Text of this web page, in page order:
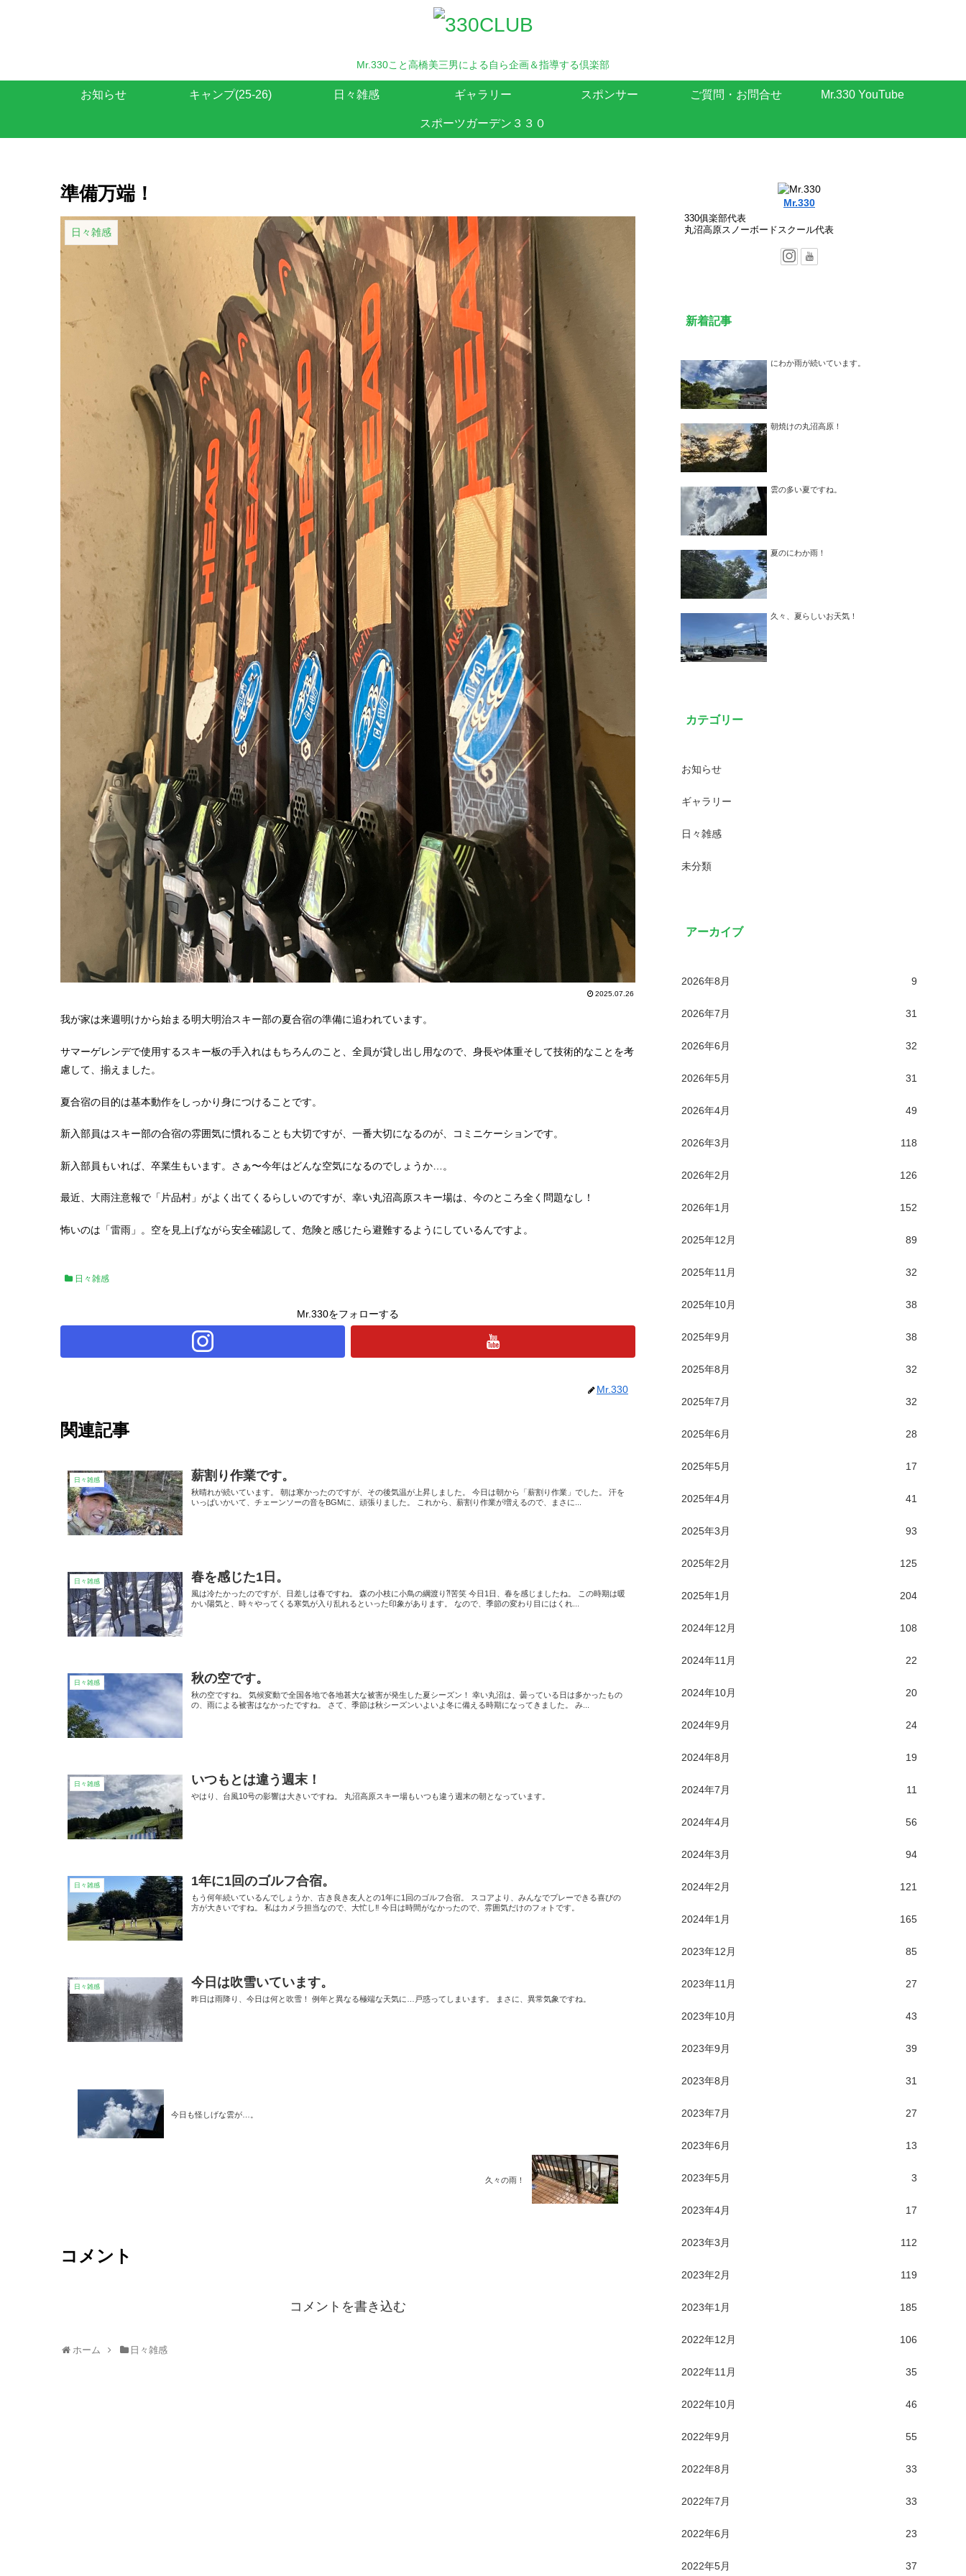
Mr.330こと高橋美三男による自ら企画＆指導する倶楽部
お知らせ キャンプ(25-26) 日々雑感 ギャラリー スポンサー ご質問・お問合せ Mr.330 YouTube
スポーツガーデン３３０
準備万端！
日々雑感
2025.07.26
我が家は来週明けから始まる明大明治スキー部の夏合宿の準備に追われています。
サマーゲレンデで使用するスキー板の手入れはもちろんのこと、全員が貸し出し用なので、身長や体重そして技術的なことを考
慮して、揃えました。
夏合宿の目的は基本動作をしっかり身につけることです。
新入部員はスキー部の合宿の雰囲気に慣れることも大切ですが、一番大切になるのが、コミニケーションです。
新入部員もいれば、卒業生もいます。さぁ〜今年はどんな空気になるのでしょうか…。
最近、大雨注意報で「片品村」がよく出てくるらしいのですが、幸い丸沼高原スキー場は、今のところ全く問題なし！
怖いのは「雷雨」。空を見上げながら安全確認して、危険と感じたら避難するようにしているんですよ。
日々雑感
Mr.330をフォローする
Mr.330
関連記事
日々雑感 薪割り作業です。
秋晴れが続いています。 朝は寒かったのですが、その後気温が上昇しました。 今日は朝から「薪割り作業」でした。 汗を
いっぱいかいて、チェーンソーの音をBGMに、頑張りました。 これから、薪割り作業が増えるので、まさに...
日々雑感 春を感じた1日。
風は冷たかったのですが、日差しは春ですね。 森の小枝に小鳥の綱渡り⁈苦笑 今日1日、春を感じましたね。 この時期は暖
かい陽気と、時々やってくる寒気が入り乱れるといった印象があります。 なので、季節の変わり目にはくれ...
日々雑感 秋の空です。
秋の空ですね。 気候変動で全国各地で各地甚大な被害が発生した夏シーズン！ 幸い丸沼は、曇っている日は多かったもの
の、雨による被害はなかったですね。 さて、季節は秋シーズンいよいよ冬に備える時期になってきました。 み...
日々雑感 いつもとは違う週末！
やはり、台風10号の影響は大きいですね。 丸沼高原スキー場もいつも違う週末の朝となっています。
日々雑感 1年に1回のゴルフ合宿。
もう何年続いているんでしょうか、古き良き友人との1年に1回のゴルフ合宿。 スコアより、みんなでプレーできる喜びの
方が大きいですね。 私はカメラ担当なので、大忙し‼️ 今日は時間がなかったので、雰囲気だけのフォトです。
日々雑感 今日は吹雪いています。
昨日は雨降り、今日は何と吹雪！ 例年と異なる極端な天気に…戸惑ってしまいます。 まさに、異常気象ですね。
今日も怪しげな雲が…。
久々の雨！
コメント
コメントを書き込む
ホーム 日々雑感
Mr.330
330俱楽部代表
丸沼高原スノーボードスクール代表
新着記事
にわか雨が続いています。
朝焼けの丸沼高原！
雲の多い夏ですね。
夏のにわか雨！
久々、夏らしいお天気！
カテゴリー
お知らせ
ギャラリー
日々雑感
未分類
アーカイブ
2026年8月 9
2026年7月 31
2026年6月 32
2026年5月 31
2026年4月 49
2026年3月 118
2026年2月 126
2026年1月 152
2025年12月 89
2025年11月 32
2025年10月 38
2025年9月 38
2025年8月 32
2025年7月 32
2025年6月 28
2025年5月 17
2025年4月 41
2025年3月 93
2025年2月 125
2025年1月 204
2024年12月 108
2024年11月 22
2024年10月 20
2024年9月 24
2024年8月 19
2024年7月 11
2024年4月 56
2024年3月 94
2024年2月 121
2024年1月 165
2023年12月 85
2023年11月 27
2023年10月 43
2023年9月 39
2023年8月 31
2023年7月 27
2023年6月 13
2023年5月 3
2023年4月 17
2023年3月 112
2023年2月 119
2023年1月 185
2022年12月 106
2022年11月 35
2022年10月 46
2022年9月 55
2022年8月 33
2022年7月 33
2022年6月 23
2022年5月 37